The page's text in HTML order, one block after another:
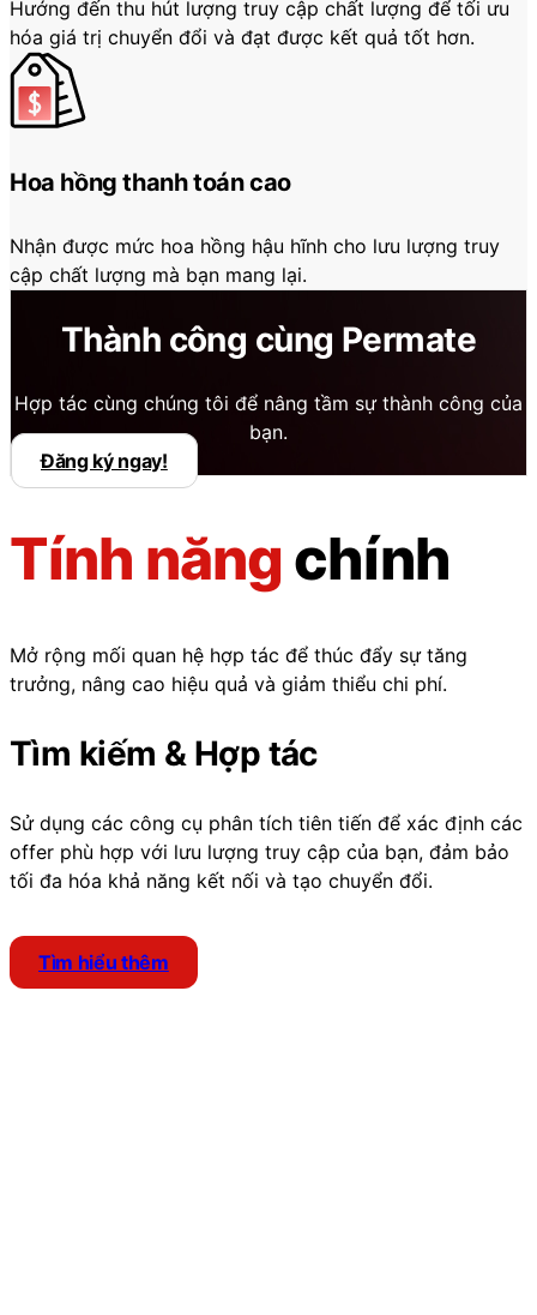
Hướng đến thu hút lượng truy cập chất lượng để tối ưu
hóa giá trị chuyển đổi và đạt được kết quả tốt hơn.
Hoa hồng thanh toán cao
Nhận được mức hoa hồng hậu hĩnh cho lưu lượng truy
cập chất lượng mà bạn mang lại.
Thành công cùng Permate
Hợp tác cùng chúng tôi để nâng tầm sự thành công của
bạn.
Đăng ký ngay!
Tính năngchính
Mở rộng mối quan hệ hợp tác để thúc đẩy sự tăng
trưởng, nâng cao hiệu quả và giảm thiểu chi phí.
Tìm kiếm & Hợp tác
Sử dụng các công cụ phân tích tiên tiến để xác định các
offer phù hợp với lưu lượng truy cập của bạn, đảm bảo
tối đa hóa khả năng kết nối và tạo chuyển đổi.
Tìm hiểu thêm